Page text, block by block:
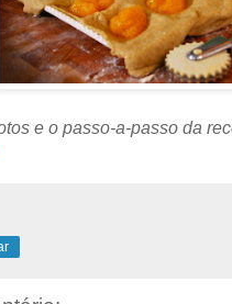
e o passo-a-passo da